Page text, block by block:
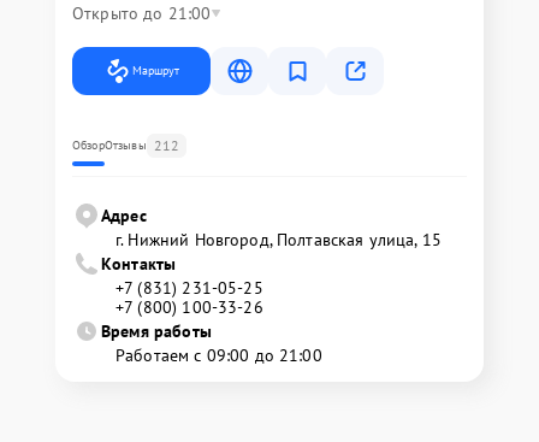
Открыто до 21:00
Маршрут
ОбзорОтзывы 212
Адрес
г. Нижний Новгород, Полтавская улица, 15
Контакты
+7 (831) 231-05-25
+7 (800) 100-33-26
Время работы
Работаем с 09:00 до 21:00